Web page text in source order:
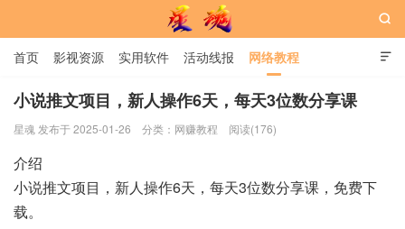

首页 影视资源 实用软件 活动线报 网络教程
用户中心 书籍 娱乐

小说推文项目，新人操作6天，每天3位数分享课
星魂 发布于 2025-01-26 分类： 网赚教程 阅读(176)
介绍
小说推文项目，新人操作6天，每天3位数分享课，免费下
载。